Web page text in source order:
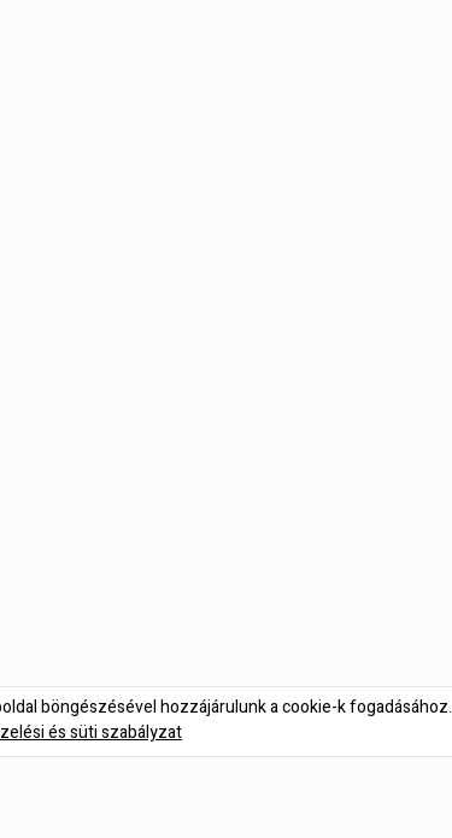
böngészésével hozzájárulunk a cookie-k fogadásához.
és süti szabályzat